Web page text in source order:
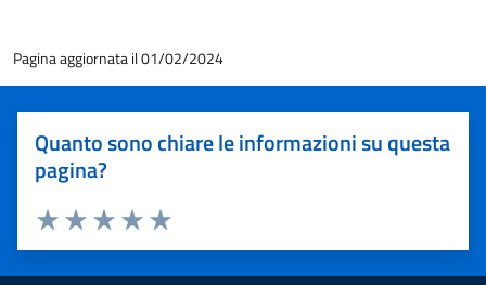
Pagina aggiornata il 01/02/2024
Quanto sono chiare le informazioni su questa
pagina?
Valuta 5 stelle su 5
Valuta 4 stelle su 5
Valuta 3 stelle su 5
Valuta 2 stelle su 5
Valuta 1 stelle su 5